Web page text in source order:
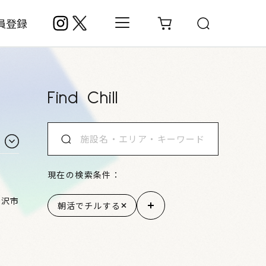
登録
市
Find Chill
現在の検索条件：
朝活でチルする